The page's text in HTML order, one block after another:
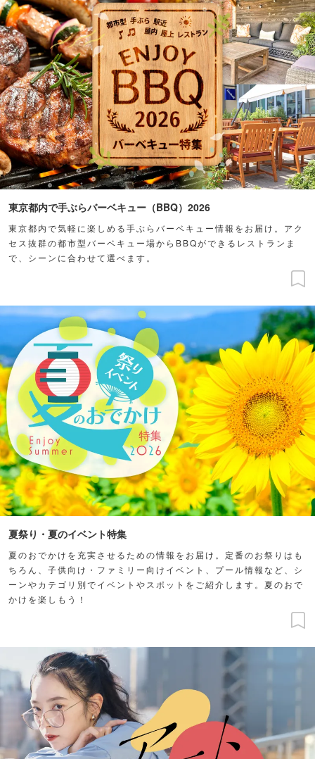
東京都内で手ぶらバーベキュー（BBQ）2026
東京都内で気軽に楽しめる手ぶらバーベキュー情報をお届け。アク
セス抜群の都市型バーベキュー場からBBQができるレストランま
で、シーンに合わせて選べます。
夏祭り・夏のイベント特集
夏のおでかけを充実させるための情報をお届け。定番のお祭りはも
ちろん、子供向け・ファミリー向けイベント、プール情報など、シ
ーンやカテゴリ別でイベントやスポットをご紹介します。夏のおで
かけを楽しもう！